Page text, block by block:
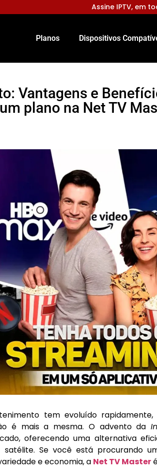
Assine IPTV, em
Planos Dispositivos
Vantagens e
plano na Net TV
tem evoluído
é mais a mesma. O advento da
oferecendo uma alternativa
Se você está procurando
e economia, a Net TV Master